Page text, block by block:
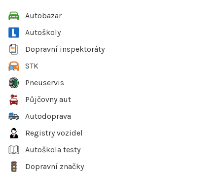
Autobazar
Autoškoly
Dopravní inspektoráty
STK
Pneuservis
Půjčovny aut
Autodoprava
Registry vozidel
Autoškola testy
Dopravní značky